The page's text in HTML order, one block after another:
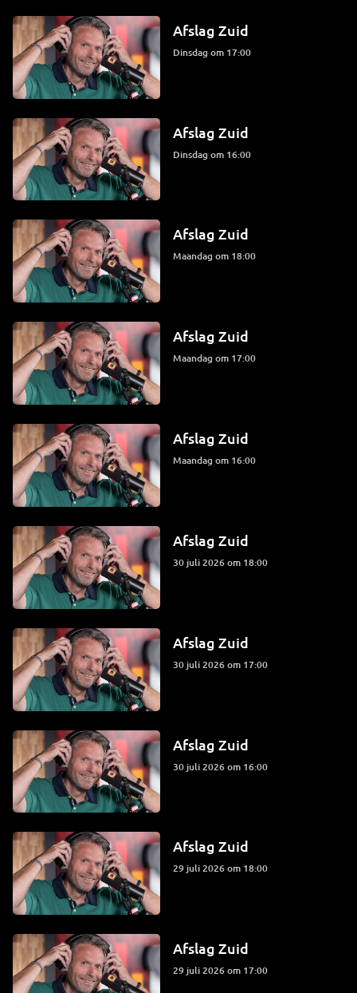
Afslag Zuid
dinsdag om 17:00
Afslag Zuid
dinsdag om 16:00
Afslag Zuid
maandag om 18:00
Afslag Zuid
maandag om 17:00
Afslag Zuid
maandag om 16:00
Afslag Zuid
30 juli 2026 om 18:00
Afslag Zuid
30 juli 2026 om 17:00
Afslag Zuid
30 juli 2026 om 16:00
Afslag Zuid
29 juli 2026 om 18:00
Afslag Zuid
29 juli 2026 om 17:00